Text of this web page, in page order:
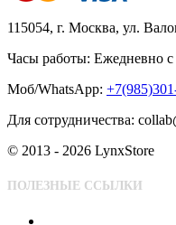
115054, г. Москва, ул.
Часы работы: Ежедневно с
Моб/WhatsApp:
Для сотрудничества:
© 2013 - 2026 LynxStore
ПОЛЕЗНЫЕ ССЫЛКИ